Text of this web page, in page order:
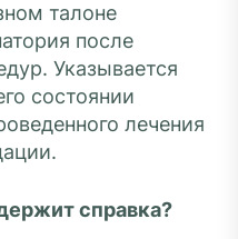
талоне
после
Указывается
состоянии
лечения
справка?